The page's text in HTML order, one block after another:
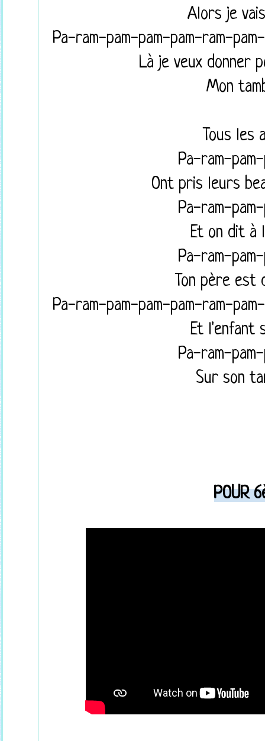
Alors je
Pa-ram-pam-pam-pam-ram-
Là je veux donner
Mon
Tous les
Pa-ram-
Ont pris leurs
Pa-ram-
Et on dit à
Pa-ram-
Ton père
Pa-ram-pam-pam-pam-ram-
Et l'enfant
Pa-ram-
Sur son
POUR